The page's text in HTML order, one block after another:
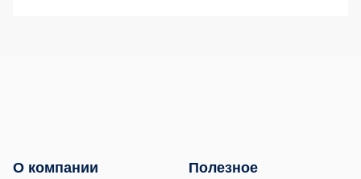
О компании Полезное